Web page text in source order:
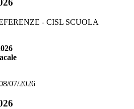
- CISL SCUOLA
07/2026